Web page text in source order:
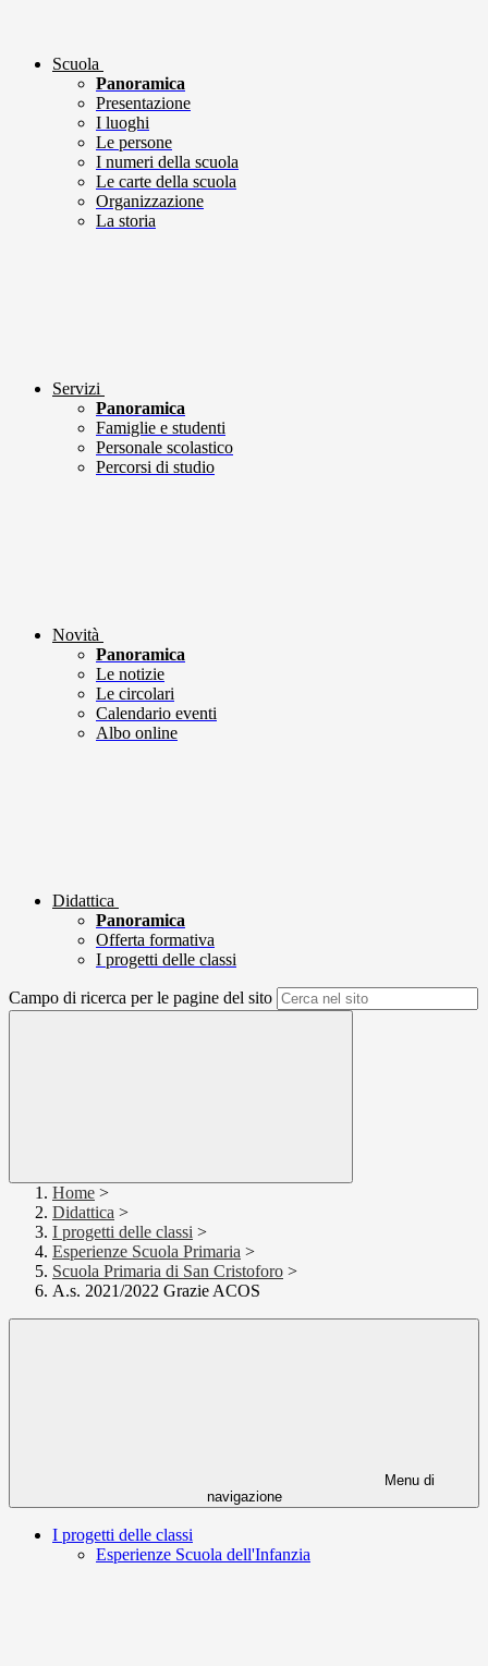
Scuola
Panoramica
Presentazione
I luoghi
Le persone
I numeri della scuola
Le carte della scuola
Organizzazione
La storia
Servizi
Panoramica
Famiglie e studenti
Personale scolastico
Percorsi di studio
Novità
Panoramica
Le notizie
Le circolari
Calendario eventi
Albo online
Didattica
Panoramica
Offerta formativa
I progetti delle classi
Campo di ricerca per le pagine del sito
Home >
Didattica >
I progetti delle classi >
Esperienze Scuola Primaria >
Scuola Primaria di San Cristoforo >
A.s. 2021/2022 Grazie ACOS
Menu di
navigazione
I progetti delle classi
Esperienze Scuola dell'Infanzia